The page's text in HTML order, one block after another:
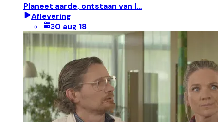
Planeet aarde, ontstaan van l…
Aflevering
30 aug 18